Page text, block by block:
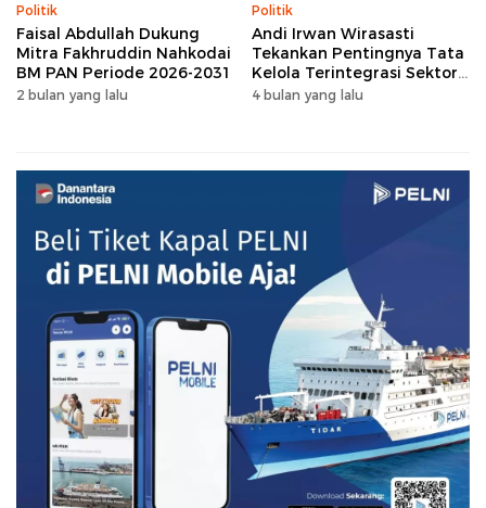
Politik
Faisal Abdullah Dukung
Mitra Fakhruddin Nahkodai
BM PAN Periode 2026-2031
2 bulan yang lalu
Politik
Andi Irwan Wirasasti
Tekankan Pentingnya Tata
Kelola Terintegrasi Sektor
Peternakan Sulsel
4 bulan yang lalu